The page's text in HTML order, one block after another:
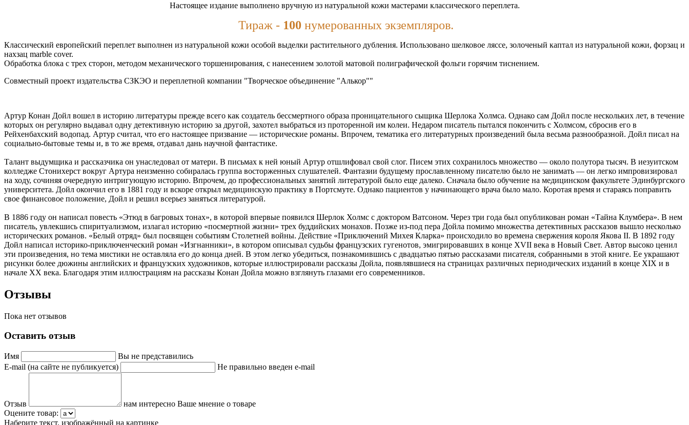
Настоящее издание выполнено вручную из натуральной кожи мастерами классического переплета.
Тираж - 100 нумерованных экземпляров.
Классический европейский переплет выполнен из натуральной кожи особой выделки растительного дубления. Использовано шелковое ляссе, золоченый каптал из натуральной кожи, форзац и
нахзац marble cover.
Обработка блока с трех сторон, методом механического торшенирования, с нанесением золотой матовой полиграфической фольги горячим тиснением.
Совместный проект издательства СЗКЭО и переплетной компании "Творческое объединение "Алькор""
Артур Конан Дойл вошел в историю литературы прежде всего как создатель бессмертного образа проницательного сыщика Шерлока Холмса. Однако сам Дойл после нескольких лет, в течение
которых он регулярно выдавал одну детективную историю за другой, захотел выбраться из проторенной им колеи. Недаром писатель пытался покончить с Холмсом, сбросив его в
Рейхенбахский водопад. Артур считал, что его настоящее призвание — исторические романы. Впрочем, тематика его литературных произведений была весьма разнообразной. Дойл писал на
социально-бытовые темы и, в то же время, отдавал дань научной фантастике.
Талант выдумщика и рассказчика он унаследовал от матери. В письмах к ней юный Артур отшлифовал свой слог. Писем этих сохранилось множество — около полутора тысяч. В иезуитском
колледже Стонихерст вокруг Артура неизменно собиралась группа восторженных слушателей. Фантазии будущему прославленному писателю было не занимать — он легко импровизировал
на ходу, сочиняя очередную интригующую историю. Впрочем, до профессиональных занятий литературой было еще далеко. Сначала было обучение на медицинском факультете Эдинбургского
университета. Дойл окончил его в 1881 году и вскоре открыл медицинскую практику в Портсмуте. Однако пациентов у начинающего врача было мало. Коротая время и стараясь поправить
свое финансовое положение, Дойл и решил всерьез заняться литературой.
В 1886 году он написал повесть «Этюд в багровых тонах», в которой впервые появился Шерлок Холмс с доктором Ватсоном. Через три года был опубликован роман «Тайна Клумбера». В нем
писатель, увлекшись спиритуализмом, излагал историю «посмертной жизни» трех буддийских монахов. Позже из-под пера Дойла помимо множества детективных рассказов вышло несколько
исторических романов. «Белый отряд» был посвящен событиям Столетней войны. Действие «Приключений Михея Кларка» происходило во времена свержения короля Якова II. В 1892 году
Дойл написал историко-приключенческий роман «Изгнанники», в котором описывал судьбы французских гугенотов, эмигрировавших в конце XVII века в Новый Свет. Автор высоко ценил
эти произведения, но тема мистики не оставляла его до конца дней. В этом легко убедиться, познакомившись с двадцатью пятью рассказами писателя, собранными в этой книге. Ее украшают
рисунки более дюжины английских и французских художников, которые иллюстрировали рассказы Дойла, появлявшиеся на страницах различных периодических изданий в конце XIX и в
начале XX века. Благодаря этим иллюстрациям на рассказы Конан Дойла можно взглянуть глазами его современников.
Отзывы
Пока нет отзывов
Оставить отзыв
Имя
Вы не представились
E-mail (на сайте не публикуется)
Не правильно введен e-mail
Отзыв
нам интересно Ваше мнение о товаре
Оцените товар:
Наберите текст, изображённый на картинке